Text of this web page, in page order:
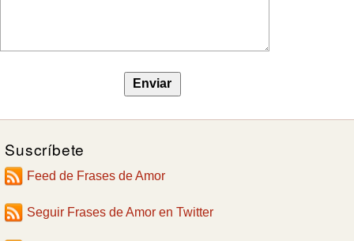
Suscríbete
Feed de Frases de Amor
Seguir Frases de Amor en Twitter